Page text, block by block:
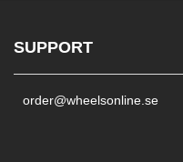
SUPPORT
order@wheelsonline.se